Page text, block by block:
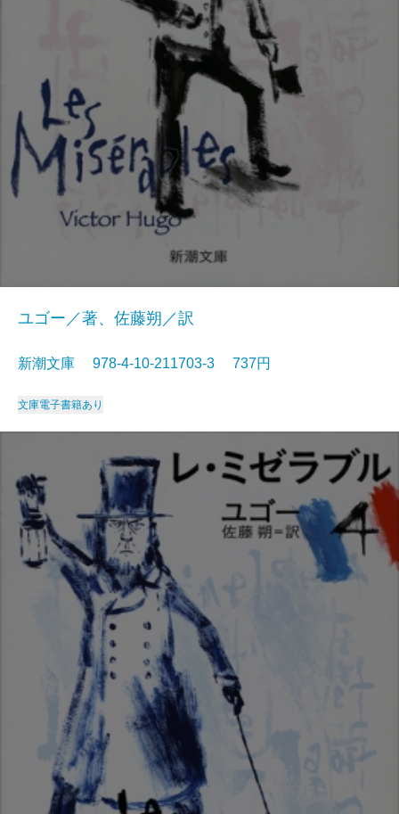
ユゴー／著、佐藤朔／訳
新潮文庫 978-4-10-211703-3 737円
文庫電子書籍あり